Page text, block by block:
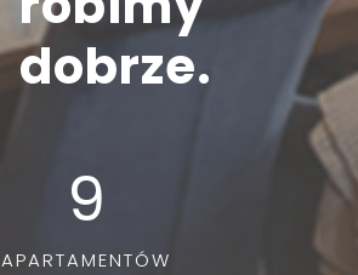
dobrze.
9
APARTAMENTÓW